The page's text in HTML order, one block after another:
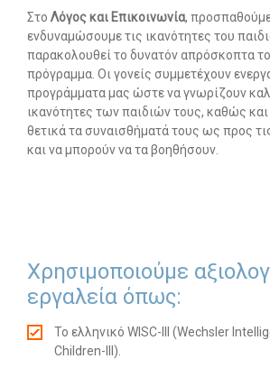
Δωρεάν Υλικό
-- Ασκήσεις
-- Εκπαιδευτικές Αφίσες
-- Ebooks
-- Τεστ Ανίχνευσης
--
Search
SEARCH BUTTON
Στο Λόγος και Επικοινωνία,
ενδυναμώσουμε τις ικανότητες του
παρακολουθεί το δυνατόν απρόσκοπτα
πρόγραμμα. Οι γονείς συμμετέχουν
προγράμματα μας ώστε να γνωρίζουν
ικανότητες των παιδιών τους, καθώς και
θετικά τα συναισθήματά τους ως προς
και να μπορούν να τα βοηθήσουν.
Χρησιμοποιούμε
εργαλεία όπως:
Το ελληνικό WISC-III (Wechsler
Children-III).